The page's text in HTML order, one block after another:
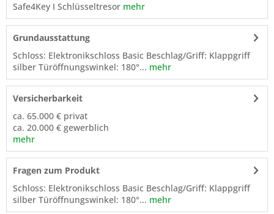
Safe4Key I Schlüsseltresor mehr
Grundausstattung
Schloss: Elektronikschloss Basic Beschlag/Griff: Klappgriff
silber Türöffnungswinkel: 180°... mehr
Versicherbarkeit
ca. 65.000 € privat
ca. 20.000 € gewerblich
mehr
Fragen zum Produkt
Schloss: Elektronikschloss Basic Beschlag/Griff: Klappgriff
silber Türöffnungswinkel: 180°... mehr